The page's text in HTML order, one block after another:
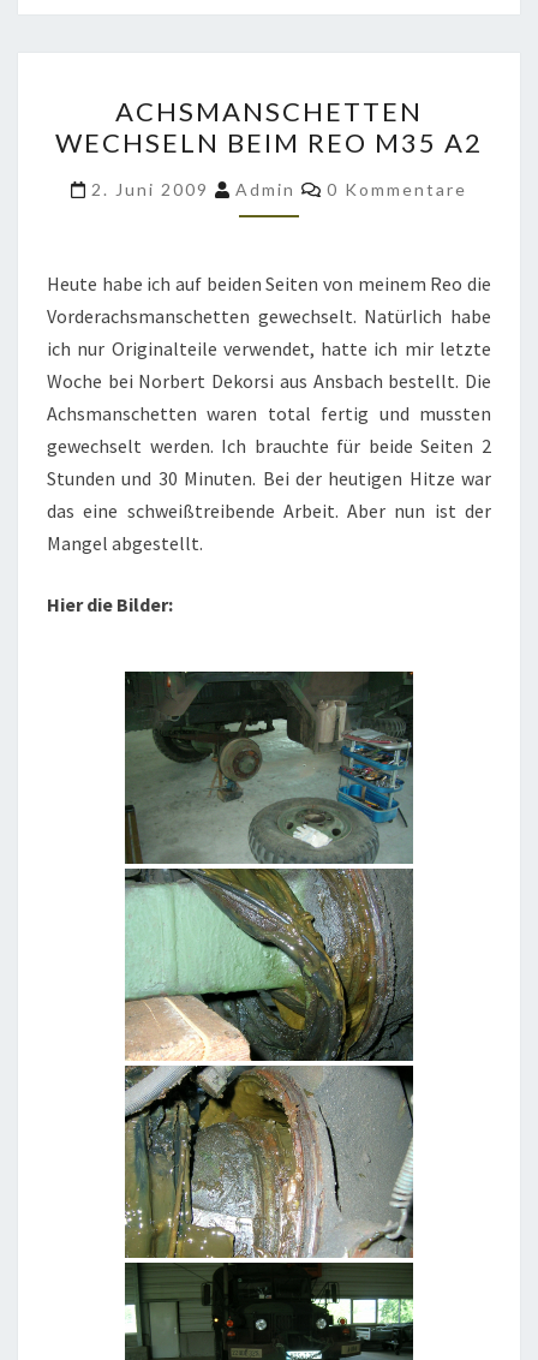
WECHSELN
BEIM
REO
M35
ACHSMANSCHETTEN
WECHSELN BEIM REO M35 A2
2. Juni 2009 Admin Kommentare
0 Kommentare
Heute habe ich auf beiden Seiten von meinem Reo die
Vorderachsmanschetten gewechselt. Natürlich habe
ich nur Originalteile verwendet, hatte ich mir letzte
Woche bei Norbert Dekorsi aus Ansbach bestellt. Die
Achsmanschetten waren total fertig und mussten
gewechselt werden. Ich brauchte für beide Seiten 2
Stunden und 30 Minuten. Bei der heutigen Hitze war
das eine schweißtreibende Arbeit. Aber nun ist der
Mangel abgestellt.
Hier die Bilder: